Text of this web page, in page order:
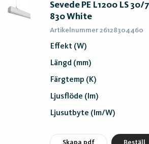
Sevede PE L1200 LS
830 White
Artikelnummer 26128304460
Effekt (W)
Längd (mm)
Färgtemp (K)
Ljusflöde (lm)
Ljusutbyte (lm/W)